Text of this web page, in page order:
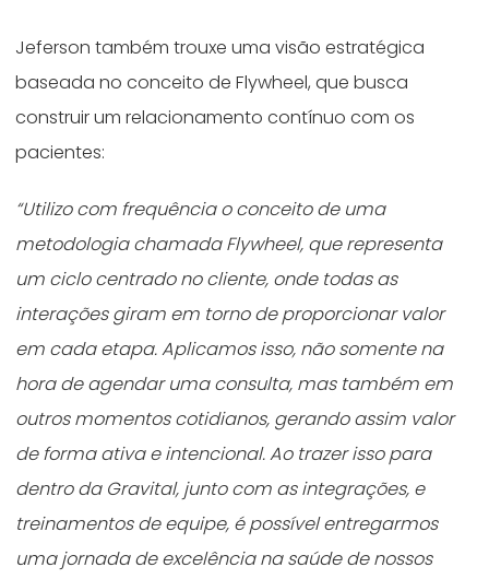
Jeferson também trouxe uma visão estratégica
baseada no conceito de Flywheel, que busca
construir um relacionamento contínuo com os
pacientes:
“Utilizo com frequência o conceito de uma
metodologia chamada Flywheel, que representa
um ciclo centrado no cliente, onde todas as
interações giram em torno de proporcionar valor
em cada etapa. Aplicamos isso, não somente na
hora de agendar uma consulta, mas também em
outros momentos cotidianos, gerando assim valor
de forma ativa e intencional. Ao trazer isso para
dentro da Gravital, junto com as integrações, e
treinamentos de equipe, é possível entregarmos
uma jornada de excelência na saúde de nossos